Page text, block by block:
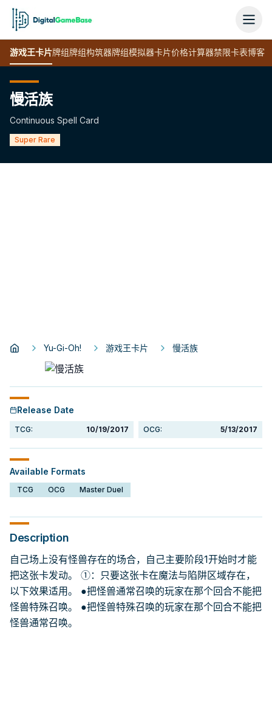
游戏王卡片牌组牌组构筑器牌组模拟器卡片价格计算器禁限卡表博客
慢活族
Continuous Spell Card
Super Rare
Yu-Gi-Oh! 游戏王卡片 慢活族
Release Date
TCG: 10/19/2017 OCG: 5/13/2017
Available Formats
TCG OCG Master Duel
Description
自己场上没有怪兽存在的场合，自己主要阶段1开始时才能
把这张卡发动。 ①：只要这张卡在魔法与陷阱区域存在，
以下效果适用。 ●把怪兽通常召唤的玩家在那个回合不能把
怪兽特殊召唤。 ●把怪兽特殊召唤的玩家在那个回合不能把
怪兽通常召唤。